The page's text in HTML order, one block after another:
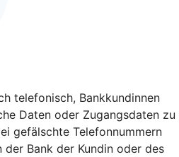
telefonisch, Bankkundinnen
Daten oder Zugangsdaten zu
gefälschte Telefonnummern
der Bank der Kundin oder des